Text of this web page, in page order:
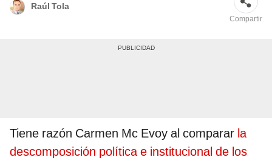
Raúl Tola
Compartir
Tiene razón Carmen Mc Evoy al comparar la
descomposición política e institucional de los